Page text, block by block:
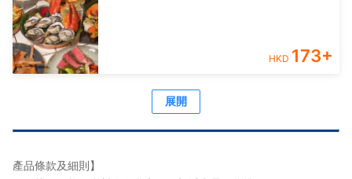
HKD 173+
展開
產品條款及細則】